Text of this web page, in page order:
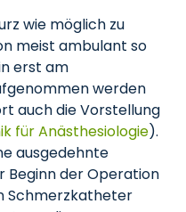
wie möglich zu
meist ambulant so
erst am
werden
auch die Vorstellung
für Anästhesiologie).
ausgedehnte
Beginn der Operation
Schmerzkatheter